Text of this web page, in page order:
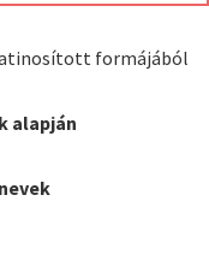
formájából
alapján